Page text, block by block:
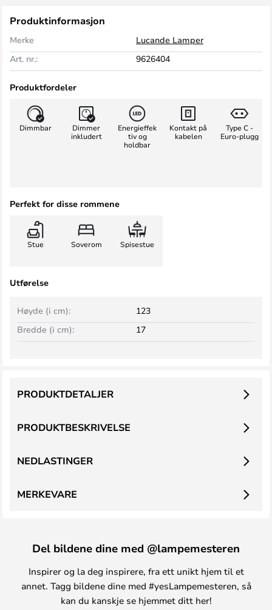
Produktinformasjon
Merke
Lucande Lamper
Art. nr.:
9626404
Produktfordeler
Dimmbar
Dimmer
inkludert
Energieffek
tiv og
holdbar
Kontakt på
kabelen
Type C -
Euro-plugg
Perfekt for disse rommene
Stue Soverom Spisestue
Utførelse
Bredde (i cm): 17
Høyde (i cm): 123
PRODUKTBESKRIVELSE
PRODUKTDETALJER
NEDLASTINGER
MERKEVARE
Del bildene dine med @lampemesteren
Inspirer og la deg inspirere, fra ett unikt hjem til et
annet. Tagg bildene dine med #yesLampemesteren, så
kan du kanskje se hjemmet ditt her!